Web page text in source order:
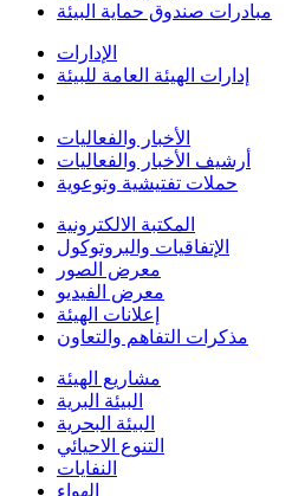
مبادرات صندوق حماية البيئة
الإدارات
إدارات الهيئة العامة للبيئة
الأخبار والفعاليات
أرشيف الأخبار والفعاليات
حملات تفتيشية وتوعوية
المكتبة الالكترونية
الإتفاقيات والبروتوكول
معرض الصور
معرض الفيديو
إعلانات الهيئة
مذكرات التفاهم والتعاون
مشاريع الهيئة
البيئة البرية
البيئة البحرية
التنوع الاحيائي
النفايات
الهواء